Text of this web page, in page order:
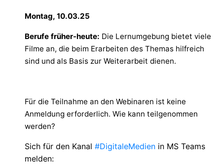
Montag, 10.03.25
Berufe früher-heute: Die Lernumgebung bietet viele
Filme an, die beim Erarbeiten des Themas hilfreich
sind und als Basis zur Weiterarbeit dienen.
Für die Teilnahme an den Webinaren ist keine
Anmeldung erforderlich. Wie kann teilgenommen
werden?
Sich für den Kanal #DigitaleMedien in MS Teams
melden: